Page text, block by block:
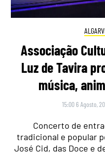
Associação
Luz de Tavira
música,
15:00 6 Agosto,
Concerto de
tradicional e popular
José Cid, das Doce e